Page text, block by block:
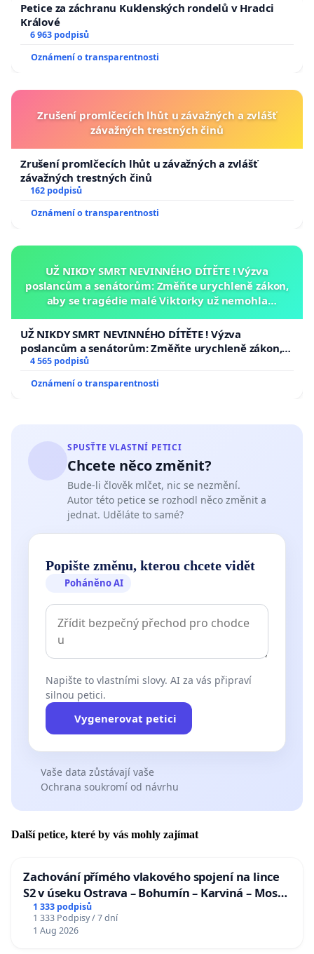
Petice za záchranu Kuklenských rondelů v Hradci
Králové
6 963 podpisů
Oznámení o transparentnosti
Zrušení promlčecích lhůt u závažných a zvlášť
závažných trestných činů
Zrušení promlčecích lhůt u závažných a zvlášť
závažných trestných činů
162 podpisů
Oznámení o transparentnosti
UŽ NIKDY SMRT NEVINNÉHO DÍTĚTE ! Výzva
poslancům a senátorům: Změňte urychleně zákon,
aby se tragédie malé Viktorky už nemohla
UŽ NIKDY SMRT NEVINNÉHO DÍTĚTE ! Výzva
poslancům a senátorům: Změňte urychleně zákon,
aby se tragédie malé Viktorky už nemohla opakovat!
4 565 podpisů
Oznámení o transparentnosti
SPUSŤTE VLASTNÍ PETICI
Chcete něco změnit?
Bude-li člověk mlčet, nic se nezmění.
Autor této petice se rozhodl něco změnit a
jednat. Uděláte to samé?
Popište změnu, kterou chcete vidět
Poháněno AI
Napište to vlastními slovy. AI za vás připraví
silnou petici.
Vygenerovat petici
Vaše data zůstávají vaše
Ochrana soukromí od návrhu
Další petice, které by vás mohly zajímat
Zachování přímého vlakového spojení na lince
S2 v úseku Ostrava – Bohumín – Karviná – Mosty
u Jablunkova
1 333 podpisů
1 333 Podpisy / 7 dní
1 Aug 2026